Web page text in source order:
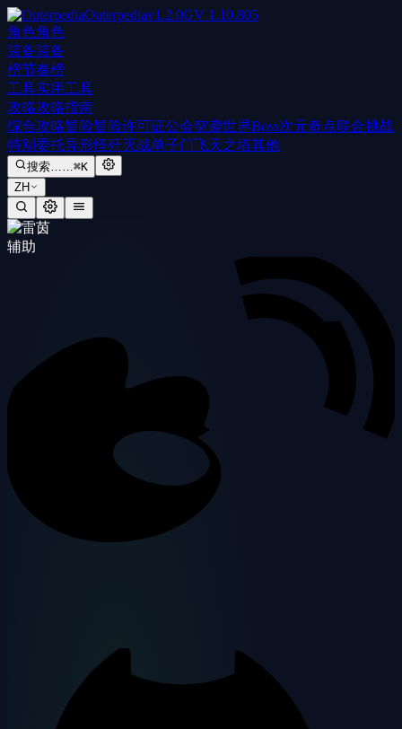
Outerpediav1.2.0GV 1.10.805
角色角色
装备装备
榜节奏榜
工具实用工具
攻略攻略指南
综合攻略冒险冒险许可证公会突袭世界Boss次元奇点联合挑战
特别委托异形怪歼灭战单子门飞天之塔其他
搜索……⌘K
ZH
辅助